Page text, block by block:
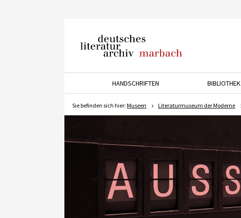
Marbach
HANDSCHRIFTEN
BIBLIOTHEK
Sie befinden sich hier: Museen Literaturmuseum der Moderne